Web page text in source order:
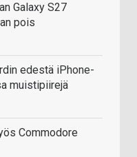
Galaxy S27
pois
edestä iPhone-
muistipiirejä
Commodore